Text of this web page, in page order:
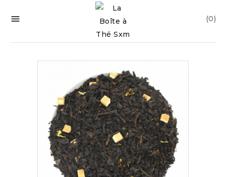
 (0)